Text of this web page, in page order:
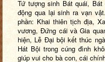
Tứ tượng sinh Bát quái, Bát
động qua lại sinh ra vạn
phần: Khai thiên tịch địa,
vương, Đứng cái và Gia
hiện, Lễ Đại bội kết thúc
Hát Bội trong cúng đình
giúp vui cho bà con, cái